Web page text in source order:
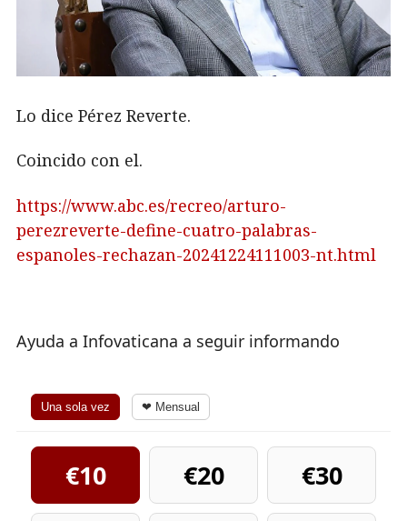
Lo dice Pérez Reverte.
Coincido con el.
https://www.abc.es/recreo/arturo-
perezreverte-define-cuatro-palabras-
espanoles-rechazan-20241224111003-nt.html
Ayuda a Infovaticana a seguir informando
Una sola vez ❤ Mensual
€10 €20
€30